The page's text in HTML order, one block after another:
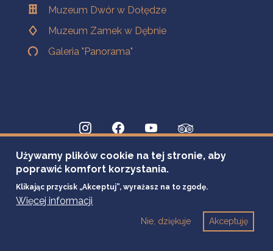
Muzeum Dwór w Dołędze
Muzeum Zamek w Dębnie
Galeria "Panorama"
Używamy plików cookie na tej stronie, aby
poprawić komfort korzystania.
Klikając przycisk „Akceptuj”, wyrażasz na to zgodę.
Więcej informacji
Akceptuję
Nie, dziękuje